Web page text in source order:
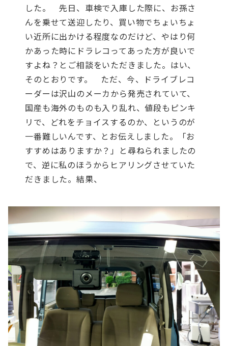
した。
先日、車検で入庫した際に、お孫さ
んを乗せて送迎したり、買い物でちょいちょ
い近所に出かける程度なのだけど、やはり何
かあった時にドラレコってあった方が良いで
すよね？とご相談をいただきました。はい、
そのとおりです。
ただ、今、ドライブレコ
ーダーは沢山のメーカから発売されていて、
国産も海外のものも入り乱れ、値段もピンキ
リで、どれをチョイスするのか、というのが
一番難しいんです、とお伝えしました。「お
すすめはありますか？」と尋ねられましたの
で、逆に私のほうからヒアリングさせていた
だきました。結果、